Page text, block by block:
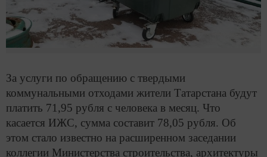
За услуги по обращению с твердыми
коммунальными отходами жители Татарстана будут
платить 71,95 рубля с человека в месяц. Что
касается ИЖС, сумма составит 78,05 рубля. Об
этом стало известно на расширенном заседании
коллегии Министерства строительства, архитектуры